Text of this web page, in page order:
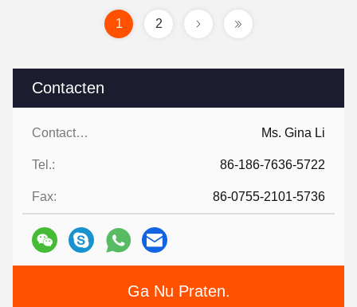
Contacten
Contacten: Ms. Gina Li
Tel.: 86-186-7636-5722
Fax: 86-0755-2101-5736
Ga Nu Praten.
1 2